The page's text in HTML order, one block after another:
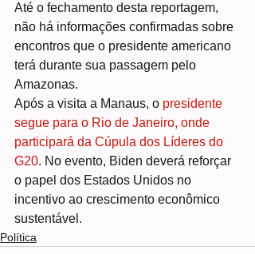
Até o fechamento desta reportagem,
não há informações confirmadas sobre
encontros que o presidente americano
terá durante sua passagem pelo
Amazonas.
Após a visita a Manaus, o presidente
segue para o Rio de Janeiro, onde
participará da Cúpula dos Líderes do
G20. No evento, Biden deverá reforçar
o papel dos Estados Unidos no
incentivo ao crescimento econômico
sustentável.
Política